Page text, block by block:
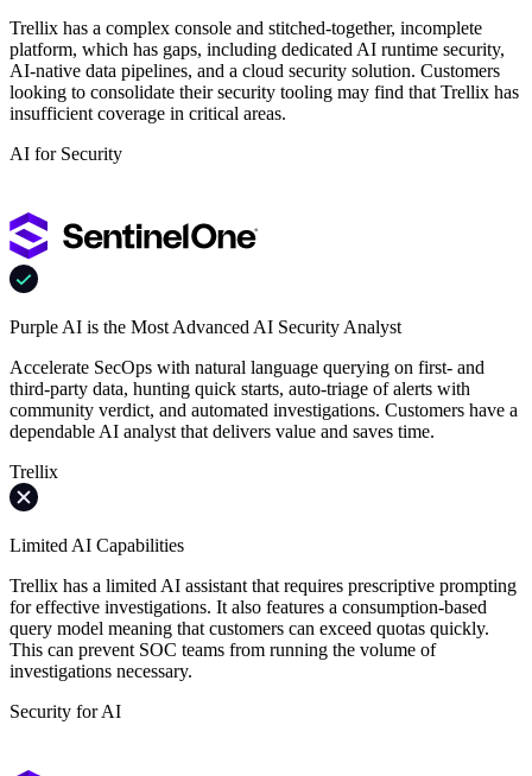
Trellix has a complex console and stitched-together, incomplete
platform, which has gaps, including dedicated AI runtime security,
AI-native data pipelines, and a cloud security solution. Customers
looking to consolidate their security tooling may find that Trellix has
insufficient coverage in critical areas.
AI for Security
Purple AI is the Most Advanced AI Security Analyst
Accelerate SecOps with natural language querying on first- and
third-party data, hunting quick starts, auto-triage of alerts with
community verdict, and automated investigations. Customers have a
dependable AI analyst that delivers value and saves time.
Trellix
Limited AI Capabilities
Trellix has a limited AI assistant that requires prescriptive prompting
for effective investigations. It also features a consumption-based
query model meaning that customers can exceed quotas quickly.
This can prevent SOC teams from running the volume of
investigations necessary.
Security for AI